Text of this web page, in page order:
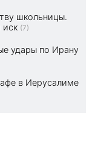
школьницы.
иск (7)
удары по Ирану
в Иерусалиме